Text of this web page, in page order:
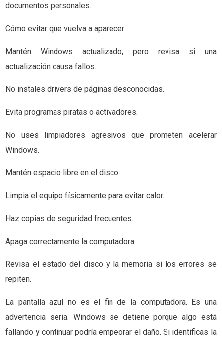
documentos personales.
Cómo evitar que vuelva a aparecer
Mantén Windows actualizado, pero revisa si una
actualización causa fallos.
No instales drivers de páginas desconocidas.
Evita programas piratas o activadores.
No uses limpiadores agresivos que prometen acelerar
Windows.
Mantén espacio libre en el disco.
Limpia el equipo físicamente para evitar calor.
Haz copias de seguridad frecuentes.
Apaga correctamente la computadora.
Revisa el estado del disco y la memoria si los errores se
repiten.
La pantalla azul no es el fin de la computadora. Es una
advertencia seria. Windows se detiene porque algo está
fallando y continuar podría empeorar el daño. Si identificas la